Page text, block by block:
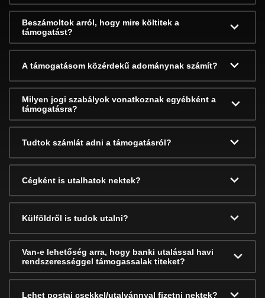
Beszámoltok arról, hogy mire költitek a
támogatást?
A támogatásom közérdekű adománynak számít?
Milyen jogi szabályok vonatkoznak egyébként a
támogatásra?
Tudtok számlát adni a támogatásról?
Cégként is utalhatok nektek?
Külföldről is tudok utalni?
Van-e lehetőség arra, hogy banki utalással havi
rendszerességgel támogassalak titeket?
Lehet postai csekkel/utalvánnyal fizetni nektek?